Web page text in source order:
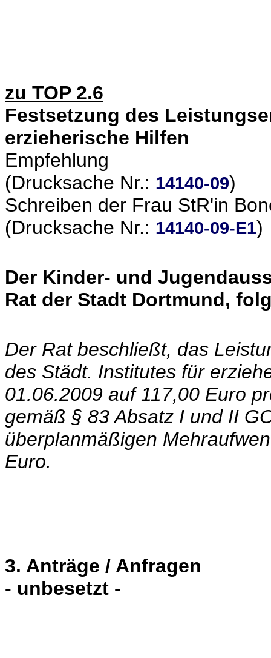
zu TOP 2.6
Festsetzung des
erzieherische Hilfen
Empfehlung
(Drucksache Nr.: 14140-09)
Schreiben der Frau StR'in
(Drucksache Nr.: 14140-09-E1)
Der Kinder- und
Rat der Stadt Dortmund,
Der Rat beschließt, das
des Städt. Institutes für
01.06.2009 auf 117,00 Euro
gemäß § 83 Absatz I und II
überplanmäßigen
Euro.
3. Anträge / Anfragen
- unbesetzt -